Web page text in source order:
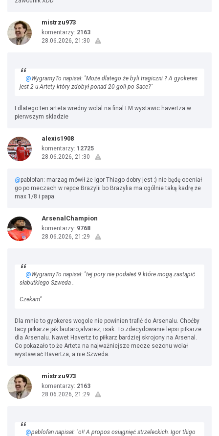
mistrzu973
komentarzy: 2163
28.06.2026, 21:30
@WygramyTo napisał: "Może dlatego że byli tragiczni ? A gyokeres
jest 2 u Artety który zdobył ponad 20 goli po Sace?"
I dlatego ten arteta wredny wolal na final LM wystawic havertza w
pierwszym skladzie
alexis1908
komentarzy: 12725
28.06.2026, 21:30
@pablofan: marzag mówił że Igor Thiago dobry jest ;) nie będę oceniał
go po meczach w repce Brazylii bo Brazylia ma ogólnie taką kadrę że
max 1/8 i papa.
ArsenalChampion
komentarzy: 9768
28.06.2026, 21:29
@WygramyTo napisał: "tej pory nie podałeś 9 które mogą zastąpić
słabutkiego Szweda .
Czekam"
Dla mnie to gyokeres wogole nie powinien trafić do Arsenalu. Choćby
tacy piłkarze jak lautaro,alvarez, isak. To zdecydowanie lepsi piłkarze
dla Arsenalu. Nawet Havertz to piłkarz bardziej skrojony na Arsenal.
Co pokazało to że Arteta na najważniejsze mecze sezonu wolał
wystawiać Havertza, a nie Szweda.
mistrzu973
komentarzy: 2163
28.06.2026, 21:29
@pablofan napisał: "o!! A propos osiągnięć strzeleckich. Igor thigo